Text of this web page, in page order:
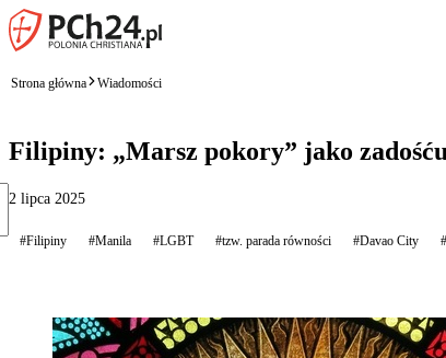
Strona główna Wiadomości
Filipiny: „Marsz pokory” jako
2 lipca 2025
#Filipiny #Manila #LGBT #tzw. parada równości #Davao City